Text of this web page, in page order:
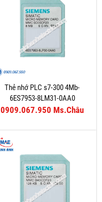
Thẻ nhớ PLC s7-300 4Mb-
6ES7953-8LM31-0AA0
0909.067.950 Ms.Châu